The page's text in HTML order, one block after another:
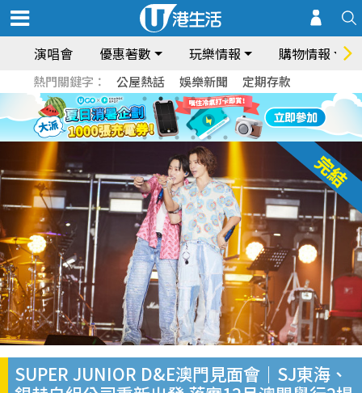
演唱會 優惠著數 玩樂情報 購物情報
熱門關鍵字： 公屋熱話 娛樂新聞 定期存款
SUPER JUNIOR D&E澳門見面會｜SJ東海、